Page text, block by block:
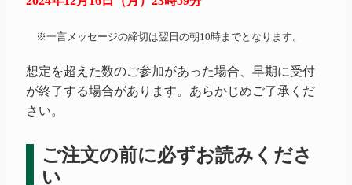
※一言メッセージの締切は翌日の朝10時までとなります。
想定を超えた数のご参加があった場合、早期に受付
が終了する場合があります。あらかじめご了承くだ
さい。
ご注文の前に必ずお読みくださ
い